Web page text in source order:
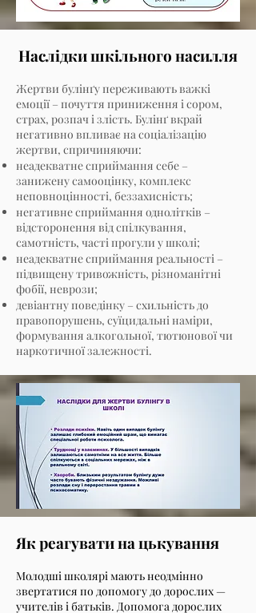
Наслідки шкільного насилля
Жертви булінґу переживають важкі
емоції – почуття приниження і сором,
страх, розпач і злість. Булінґ вкрай
негативно впливає на соціалізацію
жертви, спричиняючи:
неадекватне сприймання себе –
занижену самооцінку, комплекс
неповноцінності, беззахисність;
негативне сприймання однолітків –
відсторонення від спілкування,
самотність, часті прогули у школі;
неадекватне сприймання реальності –
підвищену тривожність, різноманітні
фобії, неврози;
девіантну поведінку – схильність до
правопорушень, суїцидальні наміри,
формування алкогольної, тютюнової чи
наркотичної залежності.
Як реагувати на цькування
Молодші школярі мають неодмінно
звертатися по допомогу до дорослих —
учителів і батьків. Допомога дорослих